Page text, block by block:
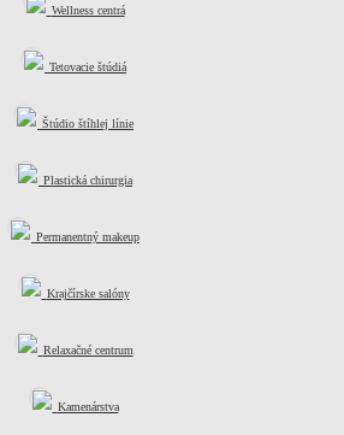
Wellness centrá
Tetovacie štúdiá
Štúdio štíhlej línie
Plastická chirurgia
Permanentný makeup
Krajčírske salóny
Relaxačné centrum
Kamenárstva